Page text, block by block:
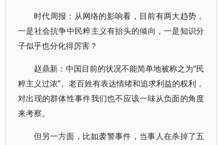
时代周报：从网络的影响看，目前有两大趋势，
一是社会抗争中民粹主义有抬头的倾向，一是知识分
子似乎也分化得厉害？
赵鼎新：中国目前的状况不能简单地被称之为“民
粹主义过浓”。老百姓有表达情绪和追求利益的权利，
对出现的群体性事件我们也不应该一味从负面的角度
来考察。
但另一方面，比如袭警事件，当事人在杀掉了五